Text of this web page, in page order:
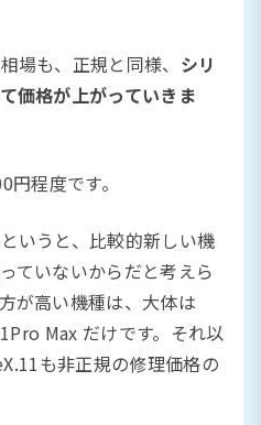
場も、正規と同様、 シリ
価格が上がっていきま
程度です。
いうと、比較的新しい機
ていないからだと考えら
が高い機種は、大体は
Max だけです。それ以
も非正規の修理価格の